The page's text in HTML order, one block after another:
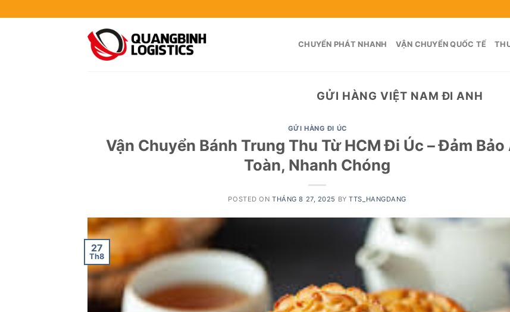
to
CHUYỂN PHÁT NHANH VẬN CHUYỂN QUỐC TẾ
GỬI HÀNG VIỆT NAM ĐI ANH
GỬI HÀNG ĐI ÚC
Vận Chuyển Bánh Trung Thu Từ HCM Đi Úc – Đảm Bảo
Toàn, Nhanh Chóng
POSTED ONTHÁNG 8 27, 2025 BYTTS_HANGDANG
27
Th8